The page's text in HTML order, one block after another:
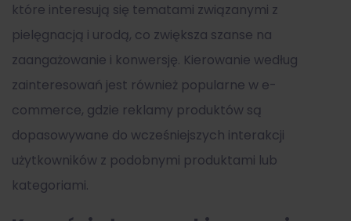
które interesują się tematami związanymi z
pielęgnacją i urodą, co zwiększa szanse na
zaangażowanie i konwersję. Kierowanie według
zainteresowań jest również popularne w e-
commerce, gdzie reklamy produktów są
dopasowywane do wcześniejszych interakcji
użytkowników z podobnymi produktami lub
kategoriami.